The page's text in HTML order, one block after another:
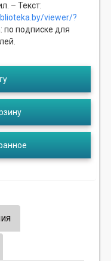
– Текст:
viewer/?
по подписке для